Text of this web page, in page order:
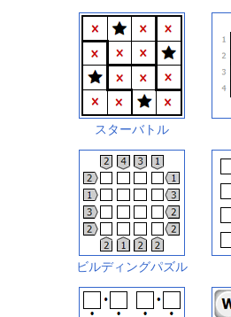
スターバトル
ビルディングパズル